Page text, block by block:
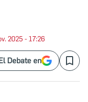
2025 - 17:26
Debate en Save